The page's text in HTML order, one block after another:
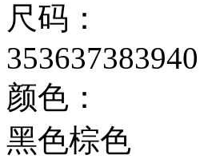
尺码：
353637383940
颜色：
黑色棕色